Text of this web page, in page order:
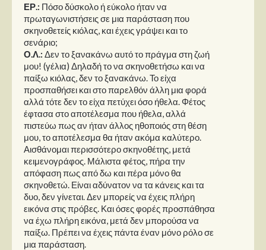
ΕΡ.: Πόσο δύσκολο ή εύκολο ήταν να
πρωταγωνιστήσεις σε μια παράσταση που
σκηνοθετείς κιόλας, και έχεις γράψει και το
σενάριο;
Ο.Λ.: Δεν το ξανακάνω αυτό το πράγμα στη ζωή
μου! (γέλια) Δηλαδή το να σκηνοθετήσω και να
παίξω κιόλας, δεν το ξανακάνω. Το είχα
προσπαθήσει και στο παρελθόν άλλη μια φορά
αλλά τότε δεν το είχα πετύχει όσο ήθελα. Φέτος
έφτασα στο αποτέλεσμα που ήθελα, αλλά
πιστεύω πως αν ήταν άλλος ηθοποιός στη θέση
μου, το αποτέλεσμα θα ήταν ακόμα καλύτερο.
Αισθάνομαι περισσότερο σκηνοθέτης, μετά
κειμενογράφος. Μάλιστα φέτος, πήρα την
απόφαση πως από δω και πέρα μόνο θα
σκηνοθετώ. Είναι αδύνατον να τα κάνεις και τα
δυο, δεν γίνεται. Δεν μπορείς να έχεις πλήρη
εικόνα στις πρόβες. Και όσες φορές προσπάθησα
να έχω πλήρη εικόνα, μετά δεν μπορούσα να
παίξω. Πρέπει να έχεις πάντα έναν μόνο ρόλο σε
μια παράσταση.